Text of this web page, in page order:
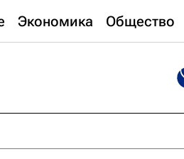
Экономика Общество